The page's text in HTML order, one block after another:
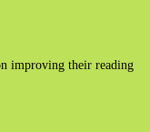
improving their reading